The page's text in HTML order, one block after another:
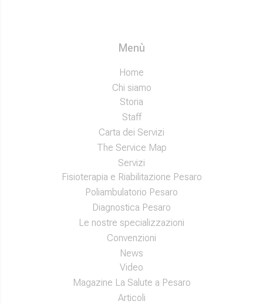
Menù
Home
Chi siamo
Storia
Staff
Carta dei Servizi
The Service Map
Servizi
Fisioterapia e Riabilitazione Pesaro
Poliambulatorio Pesaro
Diagnostica Pesaro
Le nostre specializzazioni
Convenzioni
News
Video
Magazine La Salute a Pesaro
Articoli